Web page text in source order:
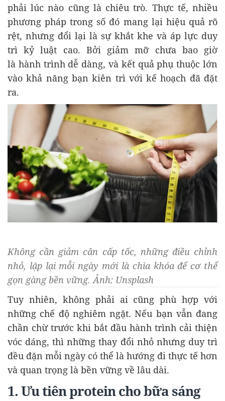
phải lúc nào cũng là chiêu trò. Thực tế, nhiều
phương pháp trong số đó mang lại hiệu quả rõ
rệt, nhưng đổi lại là sự khắt khe và áp lực duy
trì kỷ luật cao. Bởi giảm mỡ chưa bao giờ
là hành trình dễ dàng, và kết quả phụ thuộc lớn
vào khả năng bạn kiên trì với kế hoạch đã đặt
ra.
Không cần giảm cân cấp tốc, những điều chỉnh
nhỏ, lặp lại mỗi ngày mới là chìa khóa để cơ thể
gọn gàng bền vững. Ảnh: Unsplash
Tuy nhiên, không phải ai cũng phù hợp với
những chế độ nghiêm ngặt. Nếu bạn vẫn đang
chần chừ trước khi bắt đầu hành trình cải thiện
vóc dáng, thì những thay đổi nhỏ nhưng duy trì
đều đặn mỗi ngày có thể là hướng đi thực tế hơn
và quan trọng là bền vững về lâu dài.
1. Ưu tiên protein cho bữa sáng